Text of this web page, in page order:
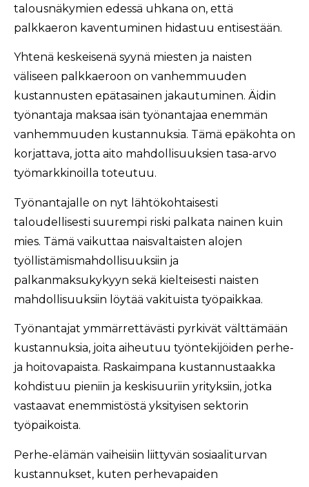
talousnäkymien edessä uhkana on, että
palkkaeron kaventuminen hidastuu entisestään.
Yhtenä keskeisenä syynä miesten ja naisten
väliseen palkkaeroon on vanhemmuuden
kustannusten epätasainen jakautuminen. Äidin
työnantaja maksaa isän työnantajaa enemmän
vanhemmuuden kustannuksia. Tämä epäkohta on
korjattava, jotta aito mahdollisuuksien tasa-arvo
työmarkkinoilla toteutuu.
Työnantajalle on nyt lähtökohtaisesti
taloudellisesti suurempi riski palkata nainen kuin
mies. Tämä vaikuttaa naisvaltaisten alojen
työllistämismahdollisuuksiin ja
palkanmaksukykyyn sekä kielteisesti naisten
mahdollisuuksiin löytää vakituista työpaikkaa.
Työnantajat ymmärrettävästi pyrkivät välttämään
kustannuksia, joita aiheutuu työntekijöiden perhe-
ja hoitovapaista. Raskaimpana kustannustaakka
kohdistuu pieniin ja keskisuuriin yrityksiin, jotka
vastaavat enemmistöstä yksityisen sektorin
työpaikoista.
Perhe-elämän vaiheisiin liittyvän sosiaaliturvan
kustannukset, kuten perhevapaiden